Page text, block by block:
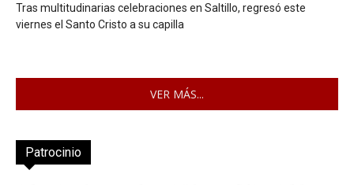
Tras multitudinarias celebraciones en Saltillo, regresó este
viernes el Santo Cristo a su capilla
VER MÁS...
Patrocinio